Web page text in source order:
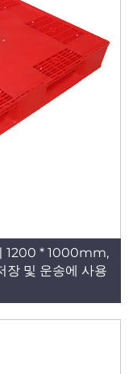
1200 * 1000mm,
장 및 운송에 사용